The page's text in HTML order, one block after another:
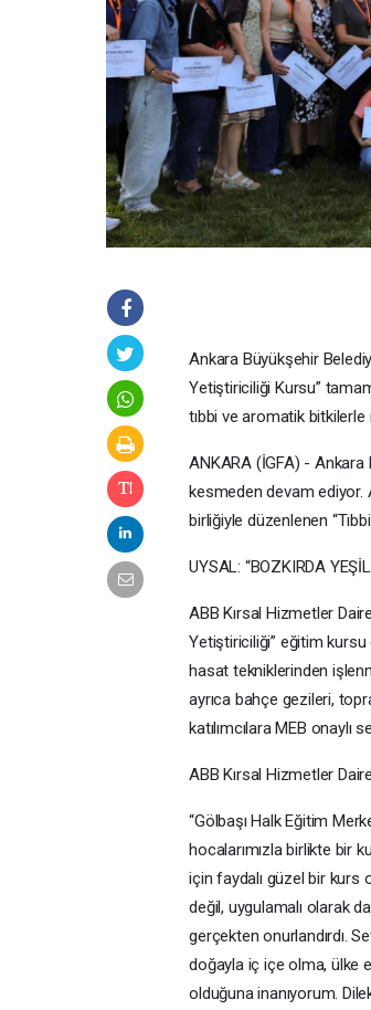
Ankara Büyükşehir
Yetiştiriciliği Kursu”
tıbbi ve aromatik
ANKARA (İGFA) - Ankara
kesmeden devam ediyor.
birliğiyle düzenlenen
UYSAL: “BOZKIRDA
ABB Kırsal Hizmetler
Yetiştiriciliği” eğitim kursu
hasat tekniklerinden
ayrıca bahçe gezileri,
katılımcılara MEB onaylı
ABB Kırsal Hizmetler
“Gölbaşı Halk Eğitim
hocalarımızla birlikte bir
için faydalı güzel bir kurs
değil, uygulamalı olarak
gerçekten onurlandırdı.
doğayla iç içe olma, ülke
olduğuna inanıyorum.